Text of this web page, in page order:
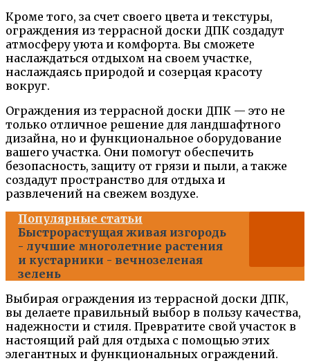
Кроме того, за счет своего цвета и текстуры,
ограждения из террасной доски ДПК создадут
атмосферу уюта и комфорта. Вы сможете
наслаждаться отдыхом на своем участке,
наслаждаясь природой и созерцая красоту
вокруг.
Ограждения из террасной доски ДПК — это не
только отличное решение для ландшафтного
дизайна, но и функциональное оборудование
вашего участка. Они помогут обеспечить
безопасность, защиту от грязи и пыли, а также
создадут пространство для отдыха и
развлечений на свежем воздухе.
Популярные статьи
Быстрорастущая живая изгородь
- лучшие многолетние растения
и кустарники - вечнозеленая
зелень
Выбирая ограждения из террасной доски ДПК,
вы делаете правильный выбор в пользу качества,
надежности и стиля. Превратите свой участок в
настоящий рай для отдыха с помощью этих
элегантных и функциональных ограждений.